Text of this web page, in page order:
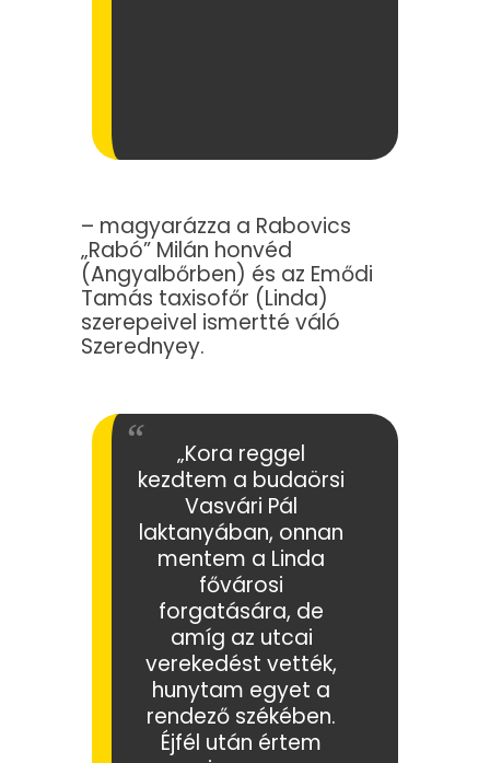
– magyarázza a Rabovics
„Rabó” Milán honvéd
(Angyalbőrben) és az Emődi
Tamás taxisofőr (Linda)
szerepeivel ismertté váló
Szerednyey.
„Kora reggel
kezdtem a budaörsi
Vasvári Pál
laktanyában, onnan
mentem a Linda
fővárosi
forgatására, de
amíg az utcai
verekedést vették,
hunytam egyet a
rendező székében.
Éjfél után értem